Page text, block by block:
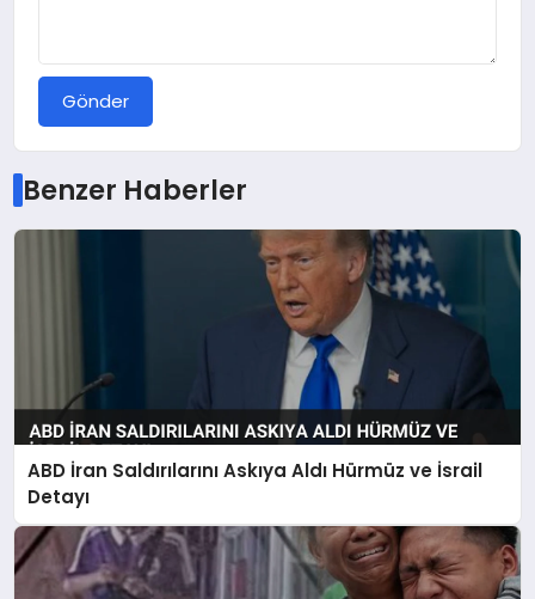
Gönder
Benzer Haberler
ABD İran Saldırılarını Askıya Aldı Hürmüz ve İsrail
Detayı